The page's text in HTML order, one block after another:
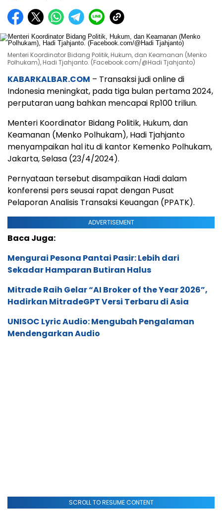
Menteri Koordinator Bidang Politik, Hukum, dan Keamanan (Menko
Polhukam), Hadi Tjahjanto. (Facebook.com/@Hadi Tjahjanto)
KABARKALBAR.COM – Transaksi judi online di
Indonesia meningkat, pada tiga bulan pertama 2024,
perputaran uang bahkan mencapai Rp100 triliun.
Menteri Koordinator Bidang Politik, Hukum, dan
Keamanan (Menko Polhukam), Hadi Tjahjanto
menyampaikan hal itu di kantor Kemenko Polhukam,
Jakarta, Selasa (23/4/2024).
Pernyataan tersebut disampaikan Hadi dalam
konferensi pers seusai rapat dengan Pusat
Pelaporan Analisis Transaksi Keuangan (PPATK).
ADVERTISEMENT
Baca Juga:
Mengurai Pesona Pantai Pasir: Lebih dari
Sekadar Hamparan Butiran Halus
Mitrade Raih Gelar “AI Broker of the Year 2026”,
Hadirkan MitradeGPT Versi Terbaru di Asia
UNISOC Lyric Audio: Mengubah Pengalaman
Mendengarkan Audio
SCROLL TO RESUME CONTENT